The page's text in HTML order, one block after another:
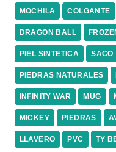
MOCHILA COLGANTE
DRAGON BALL
PIEL SINTETICA SACO
PIEDRAS NATURALES
INFINITY WAR MUG
MICKEY PIEDRAS
LLAVERO PVC TY